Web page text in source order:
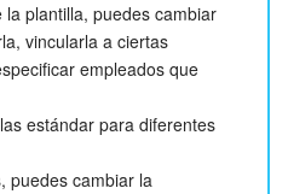
la plantilla, puedes cambiar
vincularla a ciertas
empleados que
estándar para diferentes
puedes cambiar la